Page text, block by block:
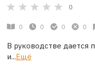
0
0 0 0 0
В руководстве дается
и...Ещё